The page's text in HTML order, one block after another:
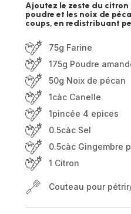
Ajoutez le zeste du citron
poudre et les noix de
coups, en redistribuant
75g Farine
175g Poudre
50g Noix de pécan
1càc Canelle
1pincée 4 epices
0.5càc Sel
0.5càc Gingembre
1 Citron
Couteau pour